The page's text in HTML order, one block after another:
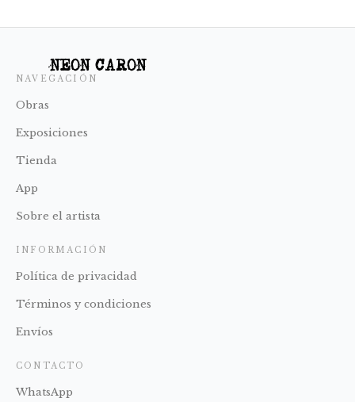
NEON CARON
NAVEGACIÓN
Obras
Exposiciones
Tienda
App
Sobre el artista
INFORMACIÓN
Política de privacidad
Términos y condiciones
Envíos
CONTACTO
WhatsApp